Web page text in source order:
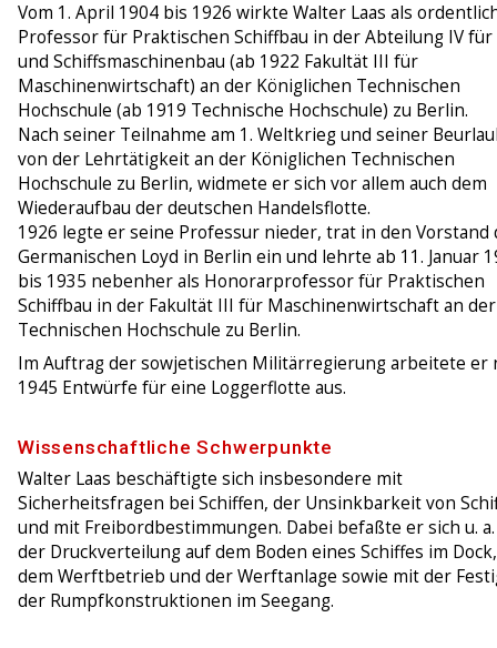
Vom 1. April 1904 bis 1926 wirkte Walter Laas als
Professor für Praktischen Schiffbau in der Abteilung IV für
und Schiffsmaschinenbau (ab 1922 Fakultät III für
Maschinenwirtschaft) an der Königlichen Technischen
Hochschule (ab 1919 Technische Hochschule) zu Berlin.
Nach seiner Teilnahme am 1. Weltkrieg und seiner
von der Lehrtätigkeit an der Königlichen Technischen
Hochschule zu Berlin, widmete er sich vor allem auch dem
Wiederaufbau der deutschen Handelsflotte.
1926 legte er seine Professur nieder, trat in den Vorstand
Germanischen Loyd in Berlin ein und lehrte ab 11. Januar
bis 1935 nebenher als Honorarprofessor für Praktischen
Schiffbau in der Fakultät III für Maschinenwirtschaft an der
Technischen Hochschule zu Berlin.
Im Auftrag der sowjetischen Militärregierung arbeitete er
1945 Entwürfe für eine Loggerflotte aus.
Wissenschaftliche Schwerpunkte
Walter Laas beschäftigte sich insbesondere mit
Sicherheitsfragen bei Schiffen, der Unsinkbarkeit von
und mit Freibordbestimmungen. Dabei befaßte er sich u.
der Druckverteilung auf dem Boden eines Schiffes im
dem Werftbetrieb und der Werftanlage sowie mit der
der Rumpfkonstruktionen im Seegang.